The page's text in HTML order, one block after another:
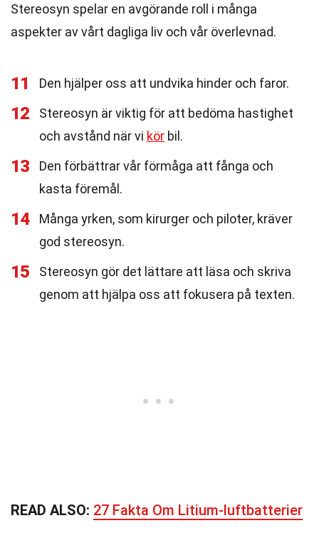
Stereosyn spelar en avgörande roll i många
aspekter av vårt dagliga liv och vår överlevnad.
11 Den hjälper oss att undvika hinder och faror.
12
Stereosyn är viktig för att bedöma hastighet
och avstånd när vi kör bil.
13
Den förbättrar vår förmåga att fånga och
kasta föremål.
14
Många yrken, som kirurger och piloter, kräver
god stereosyn.
15
Stereosyn gör det lättare att läsa och skriva
genom att hjälpa oss att fokusera på texten.
READ ALSO: 27 Fakta Om Litium-luftbatterier